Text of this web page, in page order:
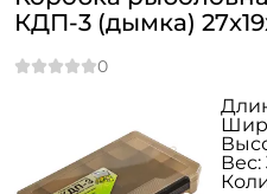
КДП-3 (дымка)
Вес: